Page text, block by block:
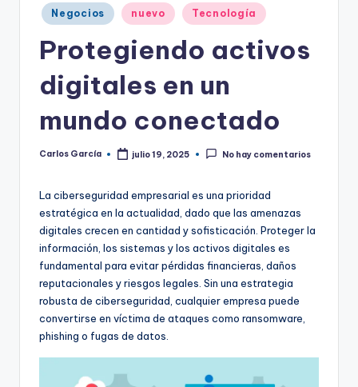
Publicado
en
Negocios nuevo Tecnología
Protegiendo activos
digitales en un
mundo conectado
Publicado
Carlos García julio 19, 2025 No hay comentarios
La ciberseguridad empresarial es una prioridad
estratégica en la actualidad, dado que las amenazas
digitales crecen en cantidad y sofisticación. Proteger la
información, los sistemas y los activos digitales es
fundamental para evitar pérdidas financieras, daños
reputacionales y riesgos legales. Sin una estrategia
robusta de ciberseguridad, cualquier empresa puede
convertirse en víctima de ataques como ransomware,
phishing o fugas de datos.